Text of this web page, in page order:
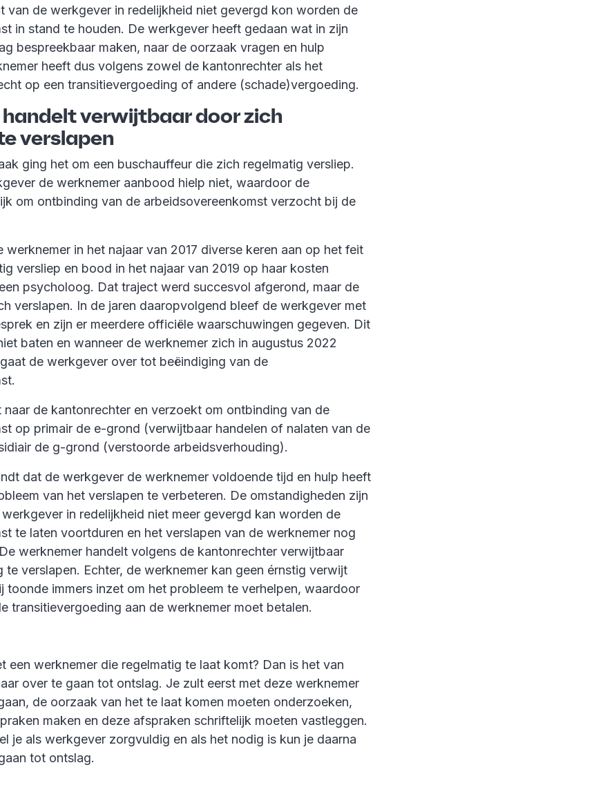
van de werkgever in redelijkheid niet gevergd kon worden de
in stand te houden. De werkgever heeft gedaan wat in zijn
bespreekbaar maken, naar de oorzaak vragen en hulp
heeft dus volgens zowel de kantonrechter als het
op een transitievergoeding of andere (schade)vergoeding.
verwijtbaar door zich
verslapen
ging het om een buschauffeur die zich regelmatig versliep.
de werknemer aanbood hielp niet, waardoor de
om ontbinding van de arbeidsovereenkomst verzocht bij de
werknemer in het najaar van 2017 diverse keren aan op het feit
versliep en bood in het najaar van 2019 op haar kosten
psycholoog. Dat traject werd succesvol afgerond, maar de
verslapen. In de jaren daaropvolgend bleef de werkgever met
en zijn er meerdere officiële waarschuwingen gegeven. Dit
baten en wanneer de werknemer zich in augustus 2022
de werkgever over tot beëindiging van de
de kantonrechter en verzoekt om ontbinding van de
op primair de e-grond (verwijtbaar handelen of nalaten van de
de g-grond (verstoorde arbeidsverhouding).
dat de werkgever de werknemer voldoende tijd en hulp heeft
van het verslapen te verbeteren. De omstandigheden zijn
in redelijkheid niet meer gevergd kan worden de
te laten voortduren en het verslapen van de werknemer nog
werknemer handelt volgens de kantonrechter verwijtbaar
te verslapen. Echter, de werknemer kan geen érnstig verwijt
toonde immers inzet om het probleem te verhelpen, waardoor
transitievergoeding aan de werknemer moet betalen.
een werknemer die regelmatig te laat komt? Dan is het van
over te gaan tot ontslag. Je zult eerst met deze werknemer
de oorzaak van het te laat komen moeten onderzoeken,
maken en deze afspraken schriftelijk moeten vastleggen.
je als werkgever zorgvuldig en als het nodig is kun je daarna
tot ontslag.